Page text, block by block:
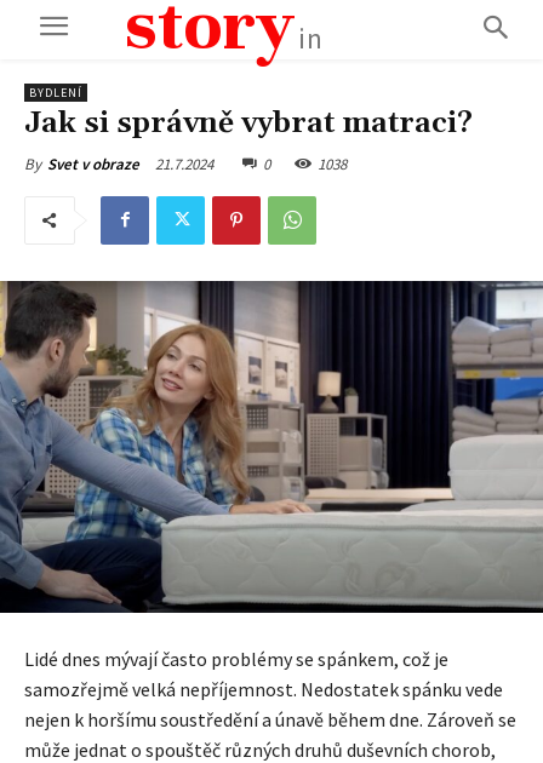
storyin
BYDLENÍ
Jak si správně vybrat matraci?
By Svet v obraze 21.7.2024 0 1038
Lidé dnes mývají často problémy se spánkem, což je
samozřejmě velká nepříjemnost. Nedostatek spánku vede
nejen k horšímu soustředění a únavě během dne. Zároveň se
může jednat o spouštěč různých druhů duševních chorob,